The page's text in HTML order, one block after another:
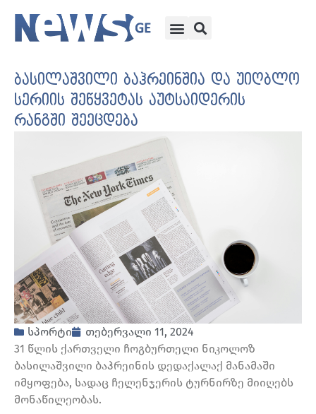
ბასილაშვილი ბაჰრეინშია და უიღბლო
სერიის შეწყვეტას აუტსაიდერის
რანგში შეეცდება
სპორტი
თებერვალი 11, 2024
31 წლის ქართველი ჩოგბურთელი ნიკოლოზ
ბასილაშვილი ბაჰრეინის დედაქალაქ მანამაში
იმყოფება, სადაც ჩელენჯერის ტურნირზე მიიღებს
მონაწილეობას.